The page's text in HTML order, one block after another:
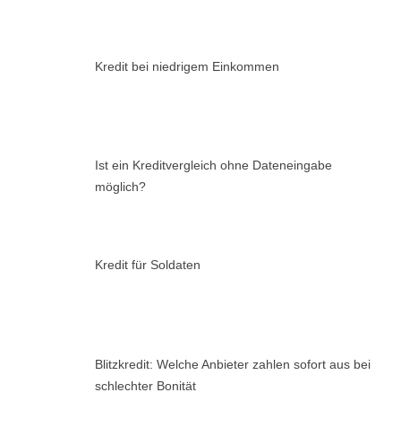
Kredit bei niedrigem Einkommen
Ist ein Kreditvergleich ohne Dateneingabe
möglich?
Kredit für Soldaten
Blitzkredit: Welche Anbieter zahlen sofort aus bei
schlechter Bonität